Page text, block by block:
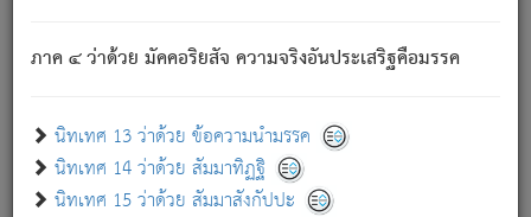
ภาค ๔ ว่าด้วย มัคคอริยสัจ ความจริงอันประเสริฐคือมรรค
นิทเทศ 13 ว่าด้วย ข้อความนำมรรค
นิทเทศ 14 ว่าด้วย สัมมาทิฏฐิ
นิทเทศ 15 ว่าด้วย สัมมาสังกัปปะ
เกี่ยวกับธรรมโฆษณ์ออนไลน์ (Disclaimer)
แม้ระบบ "ธรรมโฆษณ์ออนไลน์" พยายามปรับปรุงข้อมูลให้ถูกต้องมากที่สุด
ผู้ศึกษาก็พึงตรวจสอบกับตัวเล่มหนังสือต้นฉบับ ที่มีการพิมพ์ครั้งล่าสุด
ก่อนนำข้อมูลไปใช้ในการอ้างอิง"